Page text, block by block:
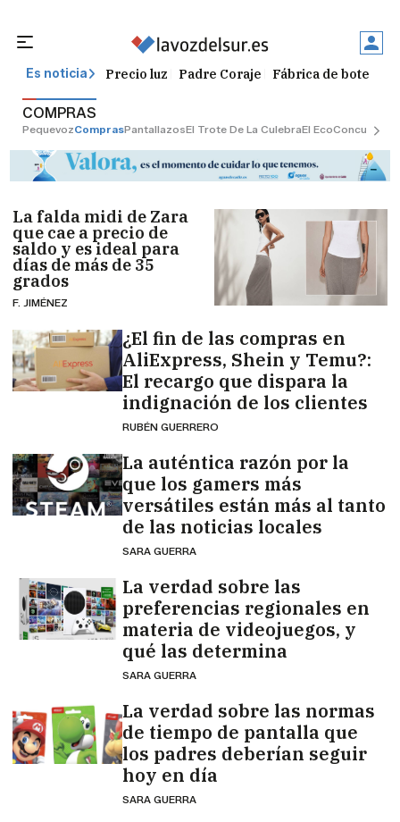
Es noticia Precio luz Padre Coraje Fábrica de botellas
COMPRAS
PequevozComprasPantallazosEl Trote De La CulebraEl EcoConcursos
La falda midi de Zara
que cae a precio de
saldo y es ideal para
días de más de 35
grados
F. JIMÉNEZ
¿El fin de las compras en
AliExpress, Shein y Temu?:
El recargo que dispara la
indignación de los clientes
RUBÉN GUERRERO
La auténtica razón por la
que los gamers más
versátiles están más al tanto
de las noticias locales
SARA GUERRA
La verdad sobre las
preferencias regionales en
materia de videojuegos, y
qué las determina
SARA GUERRA
La verdad sobre las normas
de tiempo de pantalla que
los padres deberían seguir
hoy en día
SARA GUERRA